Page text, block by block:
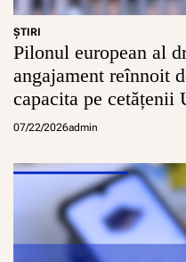
ŞTIRI
Pilonul european al
angajament reînnoit
capacita pe cetățenii
07/22/2026admin